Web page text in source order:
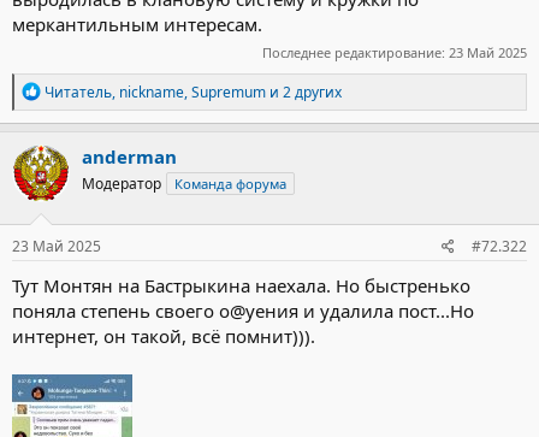
меркантильным интересам.
Последнее редактирование: 23 Май 2025
Р
е
а
к
ц
и
и
:
Читатель, nickname,Supremum и 2 других
anderman
Модератор Команда форума
23 Май 2025 #72.322
Тут Монтян на Бастрыкина наехала. Но быстренько
поняла степень своего о@уения и удалила пост...Но
интернет, он такой, всё помнит))).